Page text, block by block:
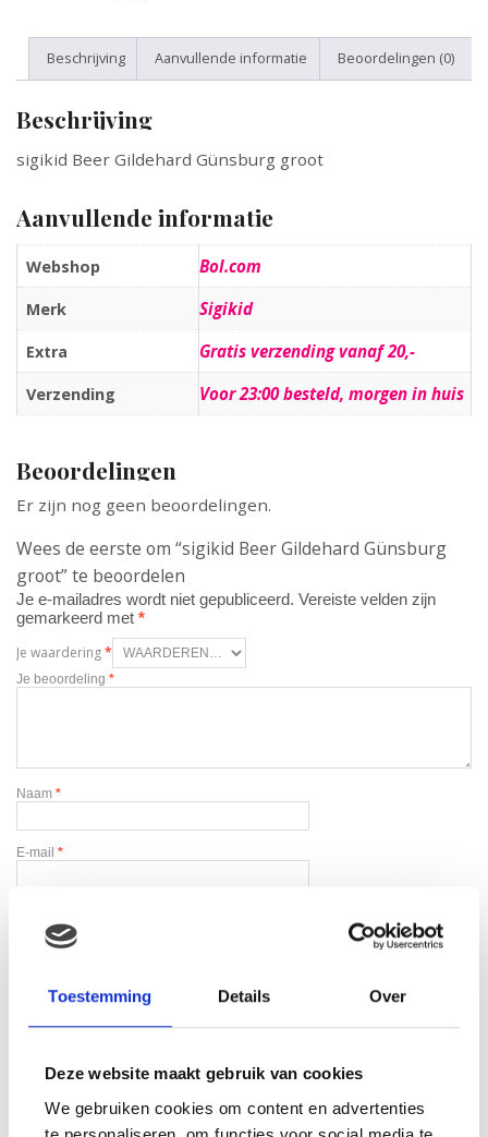
Toestemming Details Over
Deze website maakt gebruik van cookies
We gebruiken cookies om content en advertenties
Beschrijving Aanvullende informatie Beoordelingen (0)
Beschrijving
sigikid Beer Gildehard Günsburg groot
Aanvullende informatie
Webshop Bol.com
Merk Sigikid
Extra Gratis verzending vanaf 20,-
Verzending Voor 23:00 besteld, morgen in huis
Beoordelingen
Er zijn nog geen beoordelingen.
Wees de eerste om “sigikid Beer Gildehard Günsburg
groot” te beoordelen
Je e-mailadres wordt niet gepubliceerd. Vereiste velden zijn
gemarkeerd met *
Je waardering*
Je beoordeling *
Naam *
E-mail *